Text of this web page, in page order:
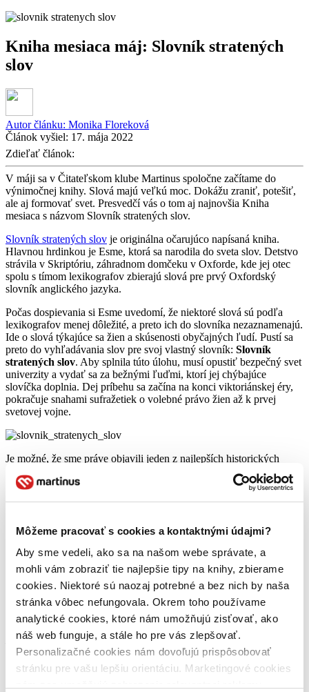
Môžeme pracovať s cookies a kontaktnými údajmi?
Aby sme vedeli, ako sa na našom webe správate, a
mohli vám zobraziť tie najlepšie tipy na knihy, zbierame
cookies. Niektoré sú naozaj potrebné a bez nich by naša
stránka vôbec nefungovala. Okrem toho používame
analytické cookies, ktoré nám umožňujú zisťovať, ako
náš web funguje, a stále ho pre vás zlepšovať.
Personalizačné cookies nám dovoľujú prispôsobovať
stránku pre vašu lepšiu orientáciu. Marketingové cookies
Kniha mesiaca máj: Slovník stratených
slov
Autor článku: Monika Floreková
Článok vyšiel: 17. mája 2022
Zdieľať článok:
V máji sa v Čitateľskom klube Martinus spoločne začítame do
výnimočnej knihy. Slová majú veľkú moc. Dokážu zraniť, potešiť,
ale aj formovať svet. Presvedčí vás o tom aj najnovšia Kniha
mesiaca s názvom Slovník stratených slov.
Slovník stratených slov je originálna očarujúco napísaná kniha.
Hlavnou hrdinkou je Esme, ktorá sa narodila do sveta slov. Detstvo
strávila v Skriptóriu, záhradnom domčeku v Oxforde, kde jej otec
spolu s tímom lexikografov zbierajú slová pre prvý Oxfordský
slovník anglického jazyka.
Počas dospievania si Esme uvedomí, že niektoré slová sú podľa
lexikografov menej dôležité, a preto ich do slovníka nezaznamenajú.
Ide o slová týkajúce sa žien a skúsenosti obyčajných ľudí. Pustí sa
preto do vyhľadávania slov pre svoj vlastný slovník: Slovník
stratených slov. Aby splnila túto úlohu, musí opustiť bezpečný svet
univerzity a vydať sa za bežnými ľuďmi, ktorí jej chýbajúce
slovíčka doplnia. Dej príbehu sa začína na konci viktoriánskej éry,
pokračuje snahami sufražetiek o volebné právo žien až k prvej
svetovej vojne.
Je možné, že sme práve objavili jeden z najlepších historických
románov tohto roka. Získa si vás krásne vykreslenými postavami,
pohlcujúcim dejom a príbehom.
Slovník stratených slovje
poštovné zadarmo.
Úryvok z knihy:
Premýšľala som nad slovami v kufri. Niektoré som nikdy predtým
nepočula ani nečítala, kým som ich neuvidela na papieriku. Mnohé
z nich neboli ničím zaujímavé, ale niečo na tom papieriku či
rukopise si ma získalo. Boli tam kostrbaté slová so zle napísanými
citáciami, ktoré by sa do slovníka nikdy nedostali, a potom tam boli
slová, ktoré existovali v jednej vete, ale v druhej už nie: príležitostné
slová, ktorým sa to nepodarilo dotiahnuť do slovníka. A všetky som